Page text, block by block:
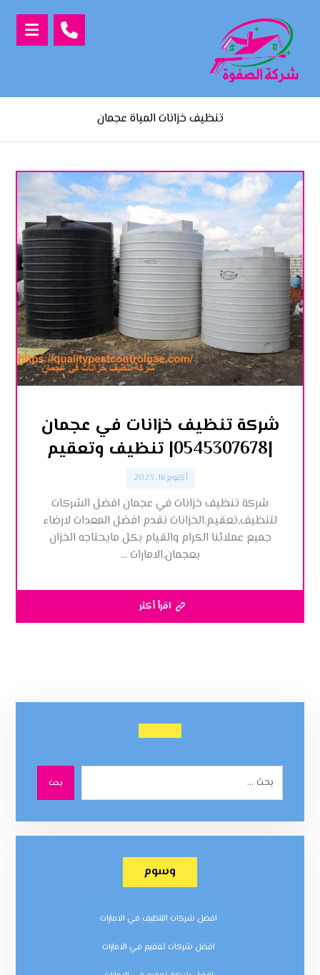
تنظيف خزانات المياة عجمان
شركة تنظيف خزانات في عجمان
|0545307678| تنظيف وتعقيم
أكتوبر 16, 2023
شركة تنظيف خزانات في عجمان افضل الشركات
لتنظيف,تعقيم,الخزانات نقدم افضل المعدات لارضاء
جميع عملائنا الكرام والقيام بكل مايحتاجه الخزان
بعجمان,الامارات ...
اقرأ أكثر
بحث
وسوم
افضل شركات التنظيف في الامارات
افضل شركات تعقيم في الامارات